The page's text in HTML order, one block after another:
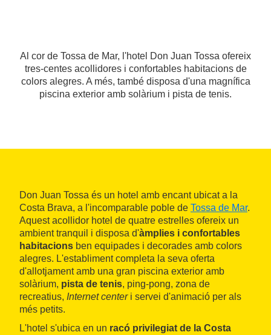
Al cor de Tossa de Mar, l'hotel Don Juan Tossa ofereix
tres-centes acollidores i confortables habitacions de
colors alegres. A més, també disposa d'una magnífica
piscina exterior amb solàrium i pista de tenis.
Don Juan Tossa és un hotel amb encant ubicat a la
Costa Brava, a l'incomparable poble de Tossa de Mar.
Aquest acollidor hotel de quatre estrelles ofereix un
ambient tranquil i disposa d'àmplies i confortables
habitacions ben equipades i decorades amb colors
alegres. L'establiment completa la seva oferta
d'allotjament amb una gran piscina exterior amb
solàrium, pista de tenis, ping-pong, zona de
recreatius, Internet centeri servei d'animació per als
més petits.
L'hotel s'ubica en un racó privilegiat de la Costa